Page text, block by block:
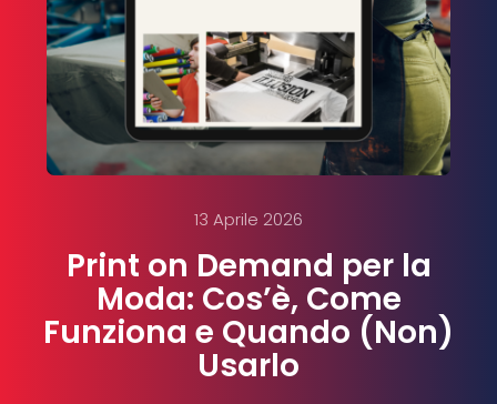
13 Aprile 2026
Print on Demand per la
Moda: Cos’è, Come
Funziona e Quando (Non)
Usarlo